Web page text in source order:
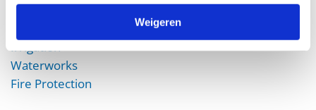
Weigeren
PRODUCTS
Irrigation
Waterworks
Fire Protection